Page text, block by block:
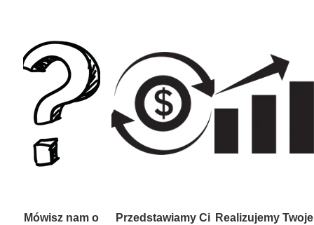
Mówisz nam o
Przedstawiamy Ci Realizujemy Twoje